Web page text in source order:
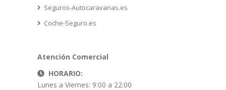
Seguros-Autocaravanas.es
Coche-Seguro.es
Atención Comercial
HORARIO:
Lunes a Viernes: 9:00 a 22:00